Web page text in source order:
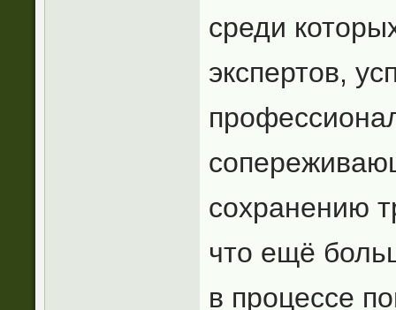
среди
экспертов,
сохранению
что ещё
в процессе